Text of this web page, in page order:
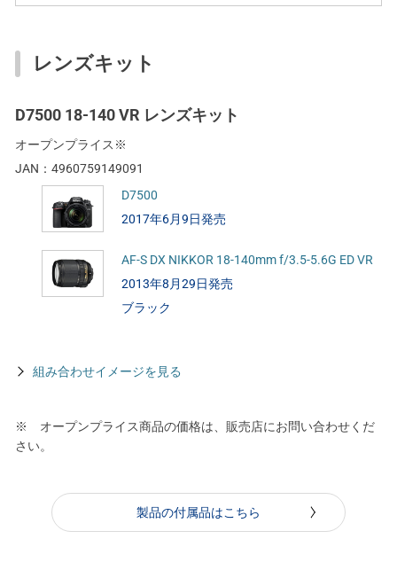
レンズキット
D7500 18-140 VR レンズキット
オープンプライス※
JAN： 4960759149091
D7500
2017年6月9日発売
AF-S DX NIKKOR 18-140mm f/3.5-5.6G ED VR
2013年8月29日発売
ブラック
組み合わせイメージを見る
※ オープンプライス商品の価格は、販売店にお問い合わせくだ
さい。
製品の付属品はこちら